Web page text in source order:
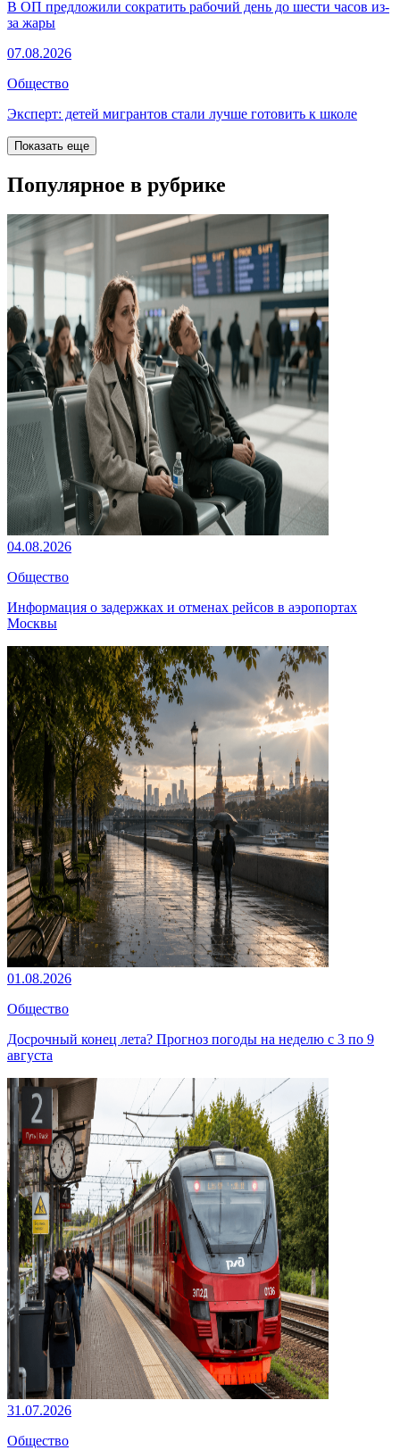
В ОП предложили сократить рабочий день до шести часов из-
за жары
07.08.2026
Общество
Эксперт: детей мигрантов стали лучше готовить к школе
Показать еще
Популярное в рубрике
04.08.2026
Общество
Информация о задержках и отменах рейсов в аэропортах
Москвы
01.08.2026
Общество
Досрочный конец лета? Прогноз погоды на неделю с 3 по 9
августа
31.07.2026
Общество